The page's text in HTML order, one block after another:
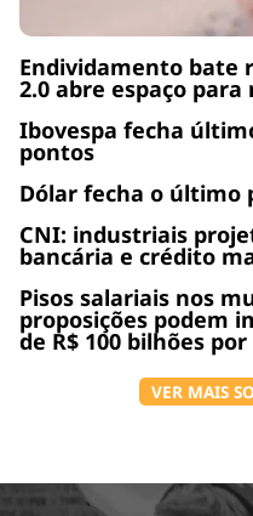
Endividamento bate
2.0 abre espaço
Ibovespa fecha
pontos
Dólar fecha o último
CNI: industriais
bancária e crédito
Pisos salariais nos
proposições podem
de R$ 100 bilhões
VER MAIS